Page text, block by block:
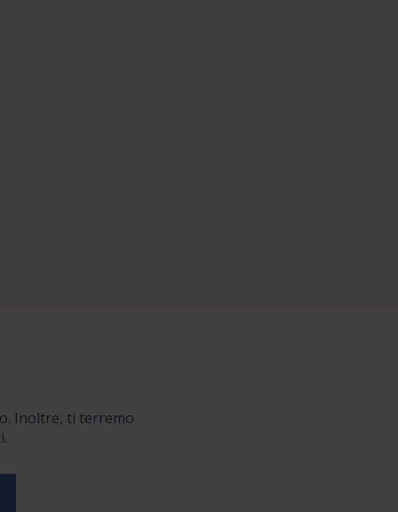
Inoltre, ti terremo